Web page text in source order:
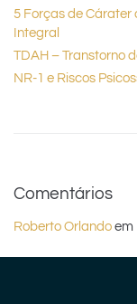
5 Forças de Cárater
Integral
TDAH – Transtorno
NR-1 e Riscos
Comentários
Roberto Orlando em